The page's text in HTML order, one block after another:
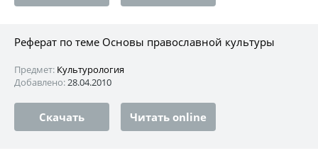
Реферат по теме Основы православной культуры
Предмет: Культурология
Добавлено:28.04.2010
Скачать Читать online